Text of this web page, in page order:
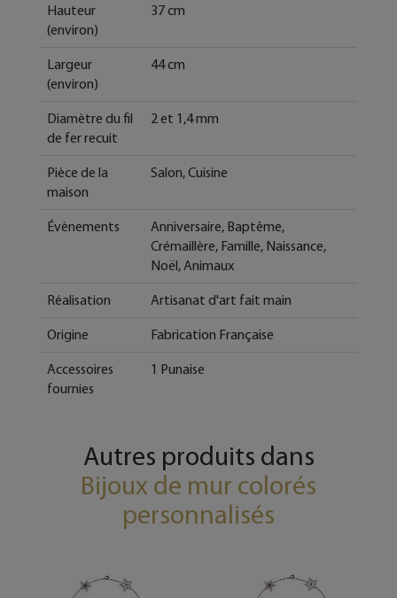
Hauteur
(environ)
37 cm
Largeur
(environ)
44 cm
Diamètre du fil
de fer recuit
2 et 1,4 mm
Pièce de la
maison
Salon, Cuisine
Évènements
Anniversaire, Baptême,
Crémaillère, Famille, Naissance,
Noël, Animaux
Réalisation Artisanat d'art fait main
Origine Fabrication Française
Accessoires
fournies
1 Punaise
Autres produits dans
Bijoux de mur colorés
personnalisés